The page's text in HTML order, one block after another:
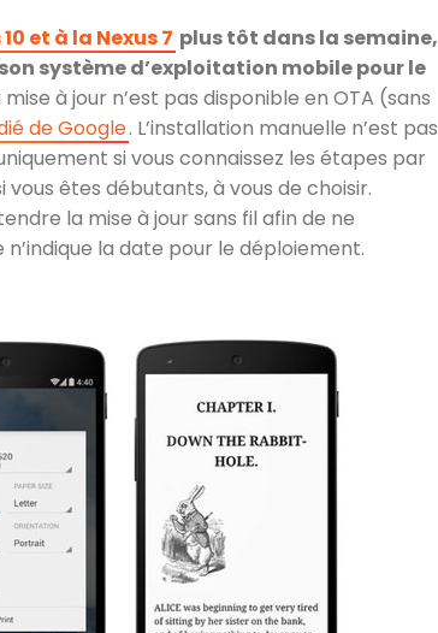
et à la Nexus 7 plus tôt dans la semaine,
système d’exploitation mobile pour le
mise à jour n’est pas disponible en OTA (sans
de Google. L’installation manuelle n’est pas
si vous connaissez les étapes par
êtes débutants, à vous de choisir.
la mise à jour sans fil afin de ne
la date pour le déploiement.